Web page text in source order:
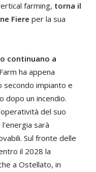
farming, torna il
Fiere per la sua
continuano a
ha appena
secondo impianto e
dopo un incendio.
del suo
sarà
Sul fronte delle
il 2028 la
a Ostellato, in